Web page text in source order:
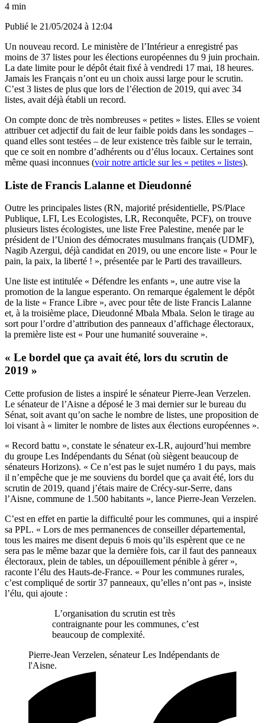
4 min
Publié le 21/05/2024 à 12:04
Un nouveau record. Le ministère de l’Intérieur a enregistré pas
moins de 37 listes pour les élections européennes du 9 juin prochain.
La date limite pour le dépôt était fixé à vendredi 17 mai, 18 heures.
Jamais les Français n’ont eu un choix aussi large pour le scrutin.
C’est 3 listes de plus que lors de l’élection de 2019, qui avec 34
listes, avait déjà établi un record.
On compte donc de très nombreuses « petites » listes. Elles se voient
attribuer cet adjectif du fait de leur faible poids dans les sondages –
quand elles sont testées – de leur existence très faible sur le terrain,
que ce soit en nombre d’adhérents ou d’élus locaux. Certaines sont
même quasi inconnues (voir notre article sur les « petites » listes).
Liste de Francis Lalanne et Dieudonné
Outre les principales listes (RN, majorité présidentielle, PS/Place
Publique, LFI, Les Ecologistes, LR, Reconquête, PCF), on trouve
plusieurs listes écologistes, une liste Free Palestine, menée par le
président de l’Union des démocrates musulmans français (UDMF),
Nagib Azergui, déjà candidat en 2019, ou une encore liste « Pour le
pain, la paix, la liberté ! », présentée par le Parti des travailleurs.
Une liste est intitulée « Défendre les enfants », une autre vise la
promotion de la langue esperanto. On remarque également le dépôt
de la liste « France Libre », avec pour tête de liste Francis Lalanne
et, à la troisième place, Dieudonné Mbala Mbala. Selon le tirage au
sort pour l’ordre d’attribution des panneaux d’affichage électoraux,
la première liste est « Pour une humanité souveraine ».
« Le bordel que ça avait été, lors du scrutin de
2019 »
Cette profusion de listes a inspiré le sénateur Pierre-Jean Verzelen.
Le sénateur de l’Aisne a déposé le 3 mai dernier sur le bureau du
Sénat, soit avant qu’on sache le nombre de listes, une proposition de
loi visant à « limiter le nombre de listes aux élections européennes ».
« Record battu », constate le sénateur ex-LR, aujourd’hui membre
du groupe Les Indépendants du Sénat (où siègent beaucoup de
sénateurs Horizons). « Ce n’est pas le sujet numéro 1 du pays, mais
il n’empêche que je me souviens du bordel que ça avait été, lors du
scrutin de 2019, quand j’étais maire de Crécy-sur-Serre, dans
l’Aisne, commune de 1.500 habitants », lance Pierre-Jean Verzelen.
C’est en effet en partie la difficulté pour les communes, qui a inspiré
sa PPL. « Lors de mes permanences de conseiller départemental,
tous les maires me disent depuis 6 mois qu’ils espèrent que ce ne
sera pas le même bazar que la dernière fois, car il faut des panneaux
électoraux, plein de tables, un dépouillement pénible à gérer »,
raconte l’élu des Hauts-de-France. « Pour les communes rurales,
c’est compliqué de sortir 37 panneaux, qu’elles n’ont pas », insiste
l’élu, qui ajoute :
L’organisation du scrutin est très
contraignante pour les communes, c’est
beaucoup de complexité.
Pierre-Jean Verzelen, sénateur Les Indépendants de
l'Aisne.